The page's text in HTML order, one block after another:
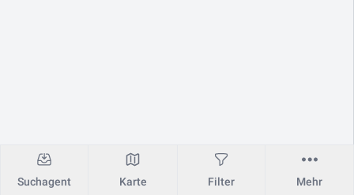
Suchagent Karte Filter Mehr